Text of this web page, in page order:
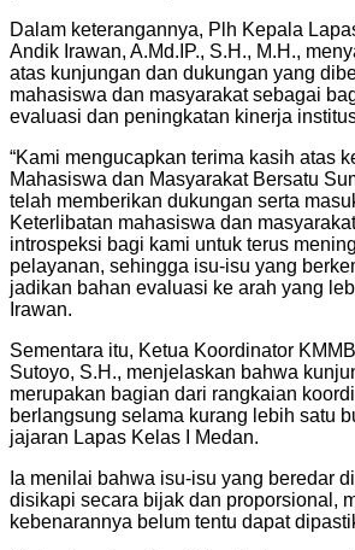
Dalam keterangannya, Plh Kepala
Andik Irawan, A.Md.IP., S.H., M.H.,
atas kunjungan dan dukungan yang
mahasiswa dan masyarakat sebagai
evaluasi dan peningkatan kinerja
“Kami mengucapkan terima kasih atas
Mahasiswa dan Masyarakat Bersatu
telah memberikan dukungan serta
Keterlibatan mahasiswa dan
introspeksi bagi kami untuk terus
pelayanan, sehingga isu-isu yang
jadikan bahan evaluasi ke arah yang
Irawan.
Sementara itu, Ketua Koordinator
Sutoyo, S.H., menjelaskan bahwa
merupakan bagian dari rangkaian
berlangsung selama kurang lebih satu
jajaran Lapas Kelas I Medan.
Ia menilai bahwa isu-isu yang beredar
disikapi secara bijak dan proporsional,
kebenarannya belum tentu dapat